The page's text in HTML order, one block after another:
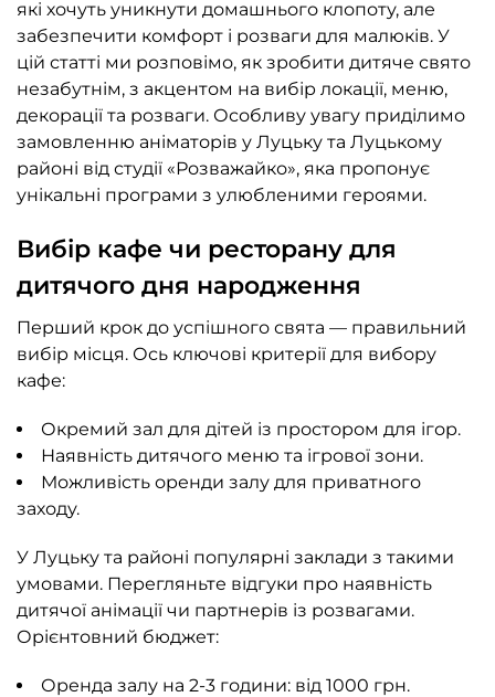
які хочуть уникнути домашнього клопоту, але
забезпечити комфорт і розваги для малюків. У
цій статті ми розповімо, як зробити дитяче свято
незабутнім, з акцентом на вибір локації, меню,
декорації та розваги. Особливу увагу приділимо
замовленню аніматорів у Луцьку та Луцькому
районі від студії «Розважайко», яка пропонує
унікальні програми з улюбленими героями.
Вибір кафе чи ресторану для
дитячого дня народження
Перший крок до успішного свята — правильний
вибір місця. Ось ключові критерії для вибору
кафе:
Окремий зал для дітей із простором для ігор.
Наявність дитячого меню та ігрової зони.
Можливість оренди залу для приватного
заходу.
У Луцьку та районі популярні заклади з такими
умовами. Перегляньте відгуки про наявність
дитячої анімації чи партнерів із розвагами.
Орієнтовний бюджет:
Оренда залу на 2-3 години: від 1000 грн.